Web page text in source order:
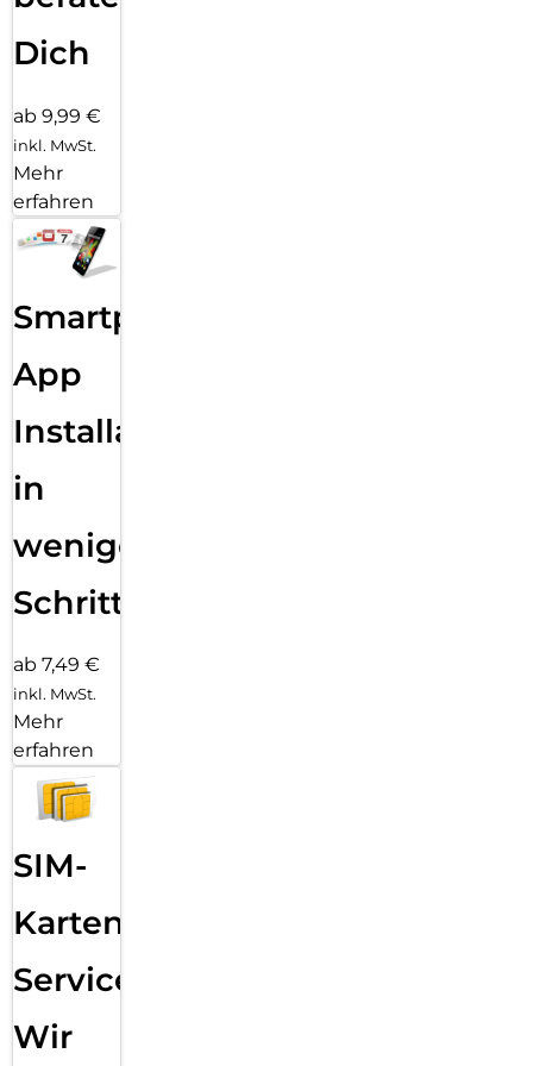
Dieses Update bietet dir die gleiche zuverlässige Leistung
bist. Ein perfekter Zeitpunkt, um in ein qualitativ
Dich
ab 9,99 €
inkl. MwSt.
Mehr
erfahren
Smartphone
App
Installation
in
wenigen
Schritten
ab 7,49 €
inkl. MwSt.
Mehr
erfahren
SIM-
Karten
Service:
Wir